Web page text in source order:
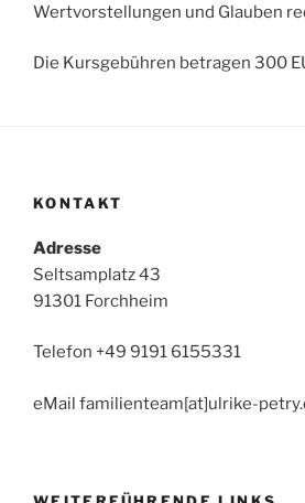
Wertvorstellungen und Glauben
Die Kursgebühren betragen 300
KONTAKT
Adresse
Seltsamplatz 43
91301 Forchheim
Telefon +49 9191 6155331
eMail familienteam[at]ulrike-